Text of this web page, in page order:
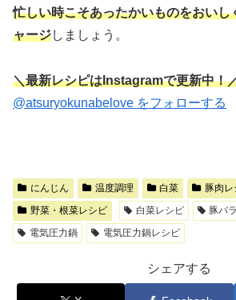
忙しい時こそあったかいものをおいし
ャージしましょう。
＼最新レシピはInstagramで更新中！
@atsuryokunabelove をフォローする
にんじん 温度調理 白菜
豚肉レ
野菜・根菜レシピ
白菜レシピ
豚バ
電気圧力鍋
電気圧力鍋レシピ
シェアする